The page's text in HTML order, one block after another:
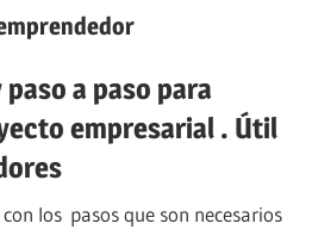
a paso para
empresarial . Útil
los pasos que son necesarios